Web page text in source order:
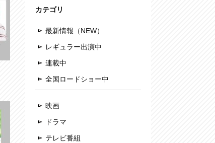
カテゴリ
最新情報（NEW）
レギュラー出演中
連載中
全国ロードショー中
映画
ドラマ
テレビ番組